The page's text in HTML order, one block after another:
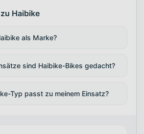
Haibike
als Marke?
sind Haibike-Bikes gedacht?
Typ passt zu meinem Einsatz?